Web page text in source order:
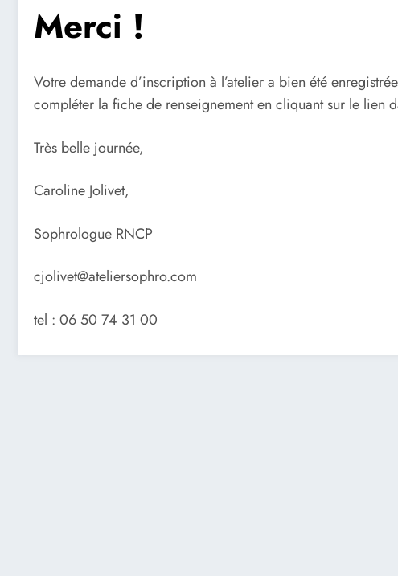
Merci !
Votre demande d’inscription à l’atelier a bien été
compléter la fiche de renseignement en cliquant sur le lien
Très belle journée,
Caroline Jolivet,
Sophrologue RNCP
cjolivet@ateliersophro.com
tel : 06 50 74 31 00